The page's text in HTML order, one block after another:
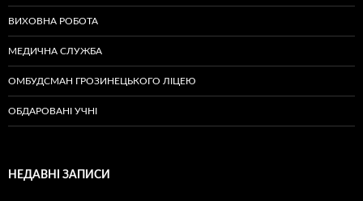
ВИХОВНА РОБОТА
МЕДИЧНА СЛУЖБА
ОМБУДСМАН ГРОЗИНЕЦЬКОГО ЛІЦЕЮ
ОБДАРОВАНІ УЧНІ
НЕДАВНІ ЗАПИСИ